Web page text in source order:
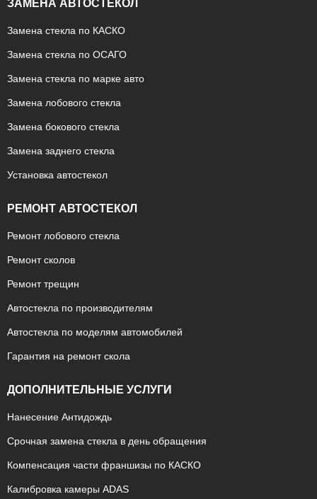
ЗАМЕНА АВТОСТЕКОЛ
Замена стекла по КАСКО
Замена стекла по ОСАГО
Замена стекла по марке авто
Замена лобового стекла
Замена бокового стекла
Замена заднего стекла
Установка автостекол
РЕМОНТ АВТОСТЕКОЛ
Ремонт лобового стекла
Ремонт сколов
Ремонт трещин
Автостекла по производителям
Автостекла по моделям автомобилей
Гарантия на ремонт скола
ДОПОЛНИТЕЛЬНЫЕ УСЛУГИ
Нанесение Антидождь
Срочная замена стекла в день обращения
Компенсация части франшизы по КАСКО
Калибровка камеры ADAS